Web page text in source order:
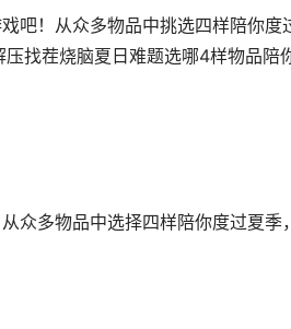
吧！从众多物品中挑选四样陪你度
找茬烧脑夏日难题选哪4样物品陪
众多物品中选择四样陪你度过夏季